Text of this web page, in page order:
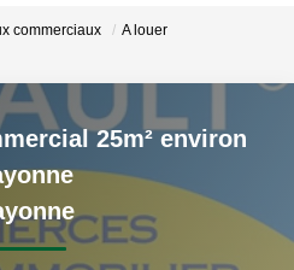
AGENCE
Nous ?
Rejoindre
Actualités
commerciaux
A louer
25m² environ